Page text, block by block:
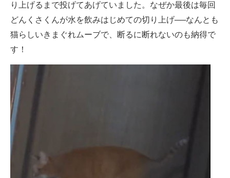
り上げるまで投げてあげていました。なぜか最後は毎回
どんくさくんが水を飲みはじめての切り上げ──なんとも
猫らしいきまぐれムーブで、断るに断れないのも納得で
す！